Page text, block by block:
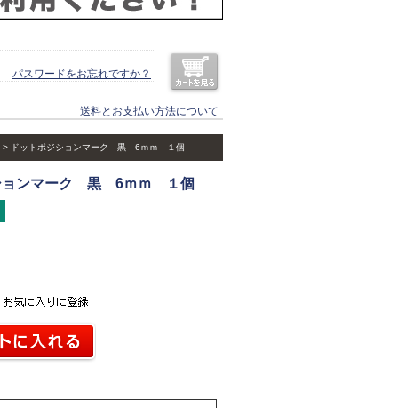
パスワードをお忘れですか？
送料とお支払い方法について
ドットポジションマーク 黒 6ｍｍ １個
ョンマーク 黒 6ｍｍ １個